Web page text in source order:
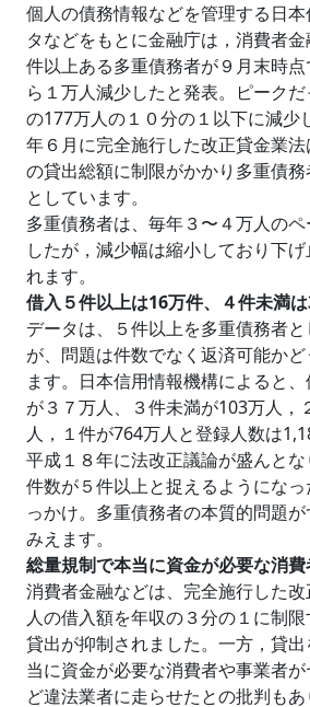
個人の債務情報などを管理する日
タなどをもとに金融庁は，消費者
件以上ある多重債務者が９月末時
ら１万人減少したと発表。ピーク
の177万人の１０分の１以下に減少
年６月に完全施行した改正貸金業
の貸出総額に制限がかかり多重債
としています。
多重債務者は、毎年３〜４万人の
したが，減少幅は縮小しており下
れます。
借入５件以上は16万件、４件未満
データは、５件以上を多重債務者
が、問題は件数でなく返済可能か
ます。日本信用情報機構によると
が３７万人、３件未満が103万人，
人，１件が764万人と登録人数は
平成１８年に法改正議論が盛んと
件数が５件以上と捉えるようにな
っかけ。多重債務者の本質的問題
みえます。
総量規制で本当に資金が必要な消
消費者金融などは、完全施行した
人の借入額を年収の３分の１に制
貸出が抑制されました。一方，貸
当に資金が必要な消費者や事業者
ど違法業者に走らせたとの批判も